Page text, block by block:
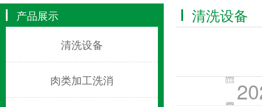
产品展示
清洗设备
肉类加工洗消
清洗设备